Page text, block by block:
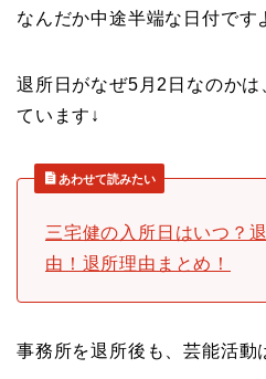
なんだか中途半端な日付です
退所日がなぜ5月2日なのか
ています↓
あわせて読みたい
三宅健の入所日はいつ？
由！退所理由まとめ！
事務所を退所後も、芸能活動